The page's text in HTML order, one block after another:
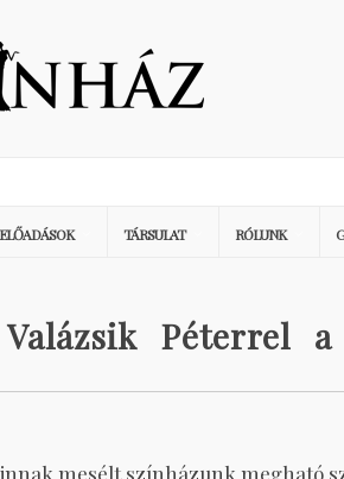
ELŐADÁSOK TÁRSULAT RÓLUNK
Péterrel
mesélt színházunk megható